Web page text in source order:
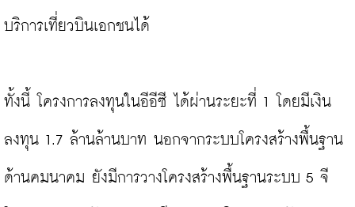
บริการเที่ยวบินเอกชนได้
ทั้งนี้ โครงการลงทุนในอีอีซี ได้ผ่านระยะที่ 1 โดยมีเงิน
ลงทุน 1.7 ล้านล้านบาท นอกจากระบบโครงสร้างพื้นฐาน
ด้านคมนาคม ยังมีการวางโครงสร้างพื้นฐานระบบ 5 จี